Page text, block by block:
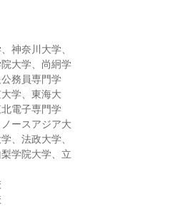
神奈川大学、
大学、尚絅学
務員専門学
学、東海大
電子専門学
ースアジア大
、法政大学、
学院大学、立